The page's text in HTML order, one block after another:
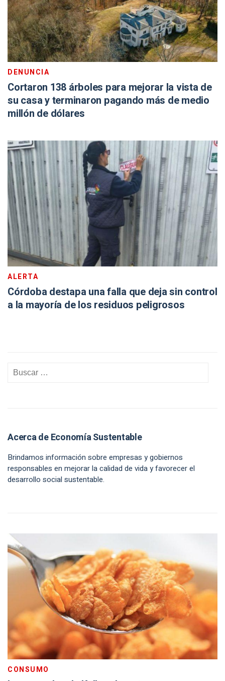
DENUNCIA
Cortaron 138 árboles para mejorar la vista de
su casa y terminaron pagando más de medio
millón de dólares
ALERTA
Córdoba destapa una falla que deja sin control
a la mayoría de los residuos peligrosos
Acerca de Economía Sustentable
Brindamos información sobre empresas y gobiernos
responsables en mejorar la calidad de vida y favorecer el
desarrollo social sustentable.
CONSUMO